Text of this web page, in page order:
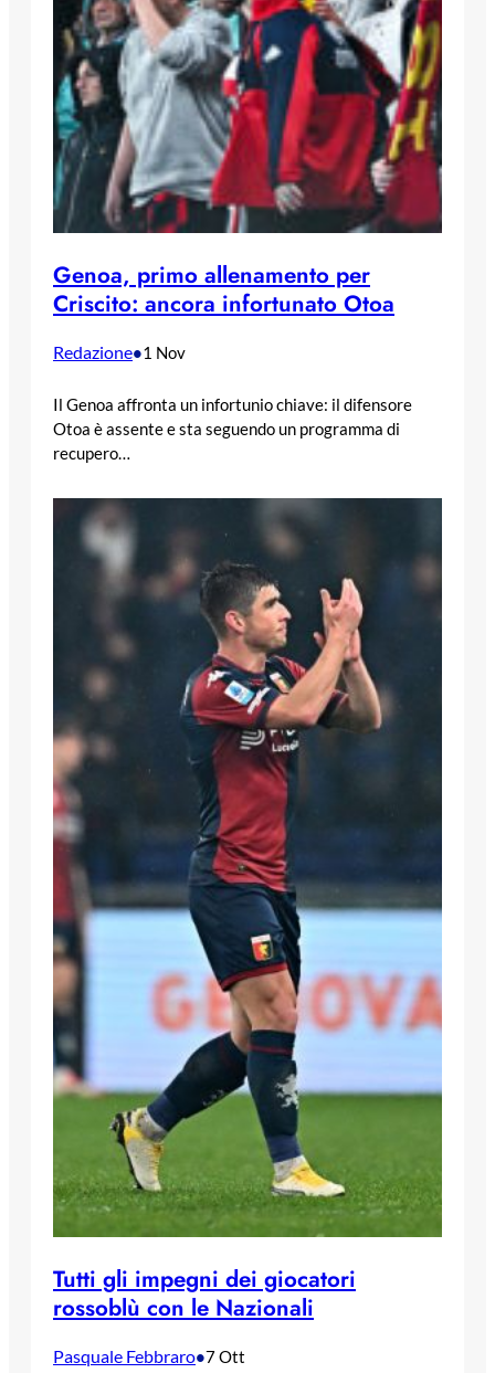
Genoa, primo allenamento per
Criscito: ancora infortunato Otoa
Redazione•1 Nov
Il Genoa affronta un infortunio chiave: il difensore
Otoa è assente e sta seguendo un programma di
recupero…
Tutti gli impegni dei giocatori
rossoblù con le Nazionali
Pasquale Febbraro•7 Ott